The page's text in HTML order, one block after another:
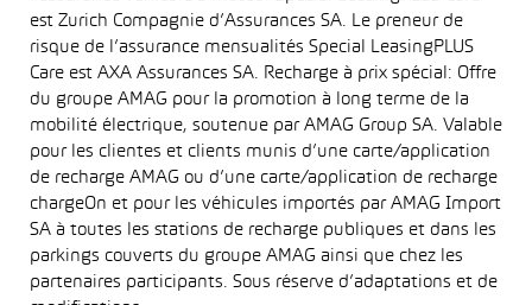
est Zurich Compagnie d’Assurances SA. Le preneur de
risque de l’assurance mensualités Special LeasingPLUS
Care est AXA Assurances SA. Recharge à prix spécial: Offre
du groupe AMAG pour la promotion à long terme de la
mobilité électrique, soutenue par AMAG Group SA. Valable
pour les clientes et clients munis d’une carte/application
de recharge AMAG ou d’une carte/application de recharge
chargeOn et pour les véhicules importés par AMAG Import
SA à toutes les stations de recharge publiques et dans les
parkings couverts du groupe AMAG ainsi que chez les
partenaires participants. Sous réserve d’adaptations et de